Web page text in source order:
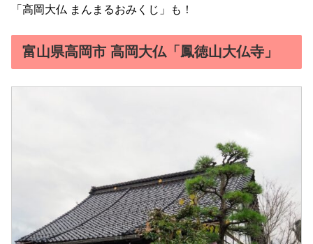
「高岡大仏 まんまるおみくじ」も！
富山県高岡市 高岡大仏「鳳徳山大仏寺」